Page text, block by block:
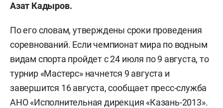
Азат Кадыров.
По его словам, утверждены сроки проведения
соревнований. Если чемпионат мира по водным
видам спорта пройдет с 24 июля по 9 августа, то
турнир «Мастерс» начнется 9 августа и
завершится 16 августа, сообщает пресс-служба
АНО «Исполнительная дирекция «Казань-2013».